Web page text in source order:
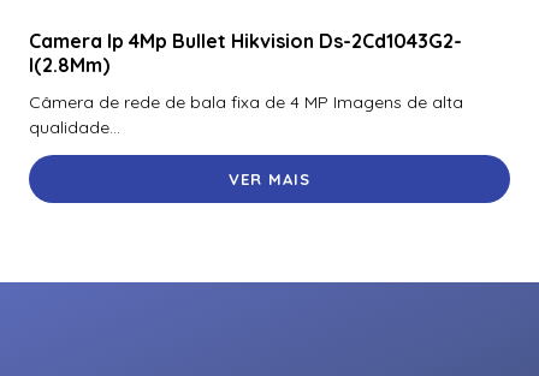
Camera Ip 4Mp Bullet Hikvision Ds-2Cd1043G2-
I(2.8Mm)
Câmera de rede de bala fixa de 4 MP Imagens de alta
qualidade...
VER MAIS